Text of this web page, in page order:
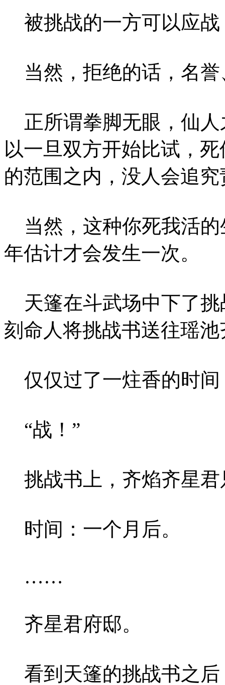
被挑战的一方可以应战
当然，拒绝的话，名誉
正所谓拳脚无眼，仙人
以一旦双方开始比试，
的范围之内，没人会追究
当然，这种你死我活的
年估计才会发生一次。
天篷在斗武场中下了挑
刻命人将挑战书送往瑶
仅仅过了一炷香的时间
“战！”
挑战书上，齐焰齐星君
时间：一个月后。
……
齐星君府邸。
看到天篷的挑战书之后